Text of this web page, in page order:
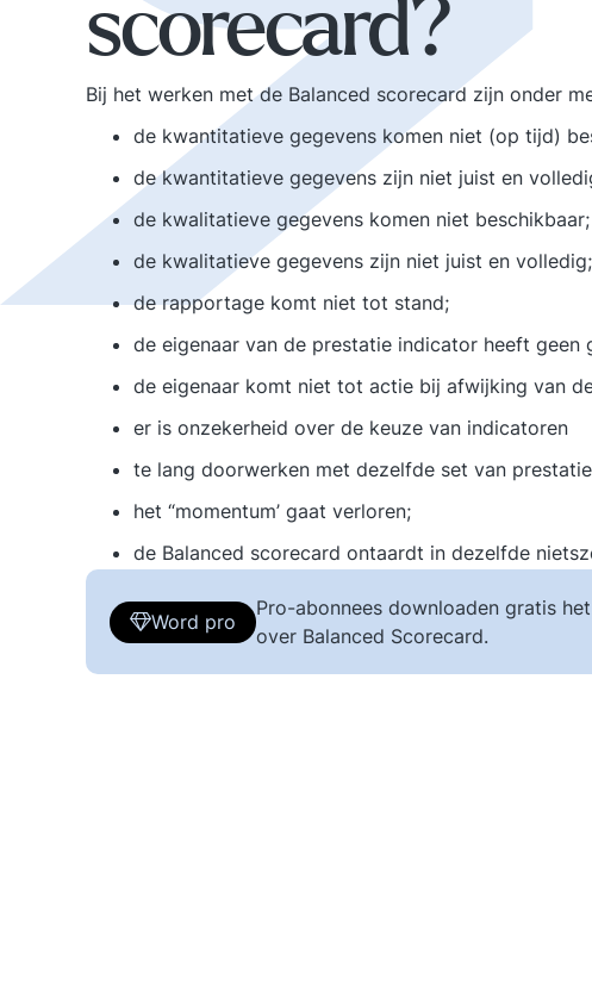
scorecard?
Bij het werken met de Balanced scorecard zijn onder
de kwantitatieve gegevens komen niet (op tijd)
de kwantitatieve gegevens zijn niet juist en
de kwalitatieve gegevens komen niet beschikbaar;
de kwalitatieve gegevens zijn niet juist en volledig;
de rapportage komt niet tot stand;
de eigenaar van de prestatie indicator heeft geen
de eigenaar komt niet tot actie bij afwijking van
er is onzekerheid over de keuze van indicatoren
te lang doorwerken met dezelfde set van
het “momentum’ gaat verloren;
de Balanced scorecard ontaardt in dezelfde
Word pro
Pro-abonnees downloaden gratis
over Balanced Scorecard.